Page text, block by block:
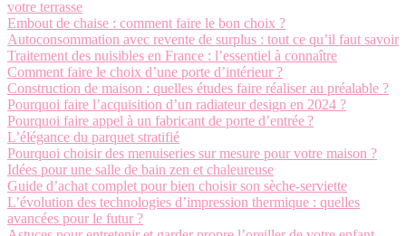
votre terrasse
Embout de chaise : comment faire le bon choix ?
Autoconsommation avec revente de surplus : tout ce qu’il faut savoir
Traitement des nuisibles en France : l’essentiel à connaître
Comment faire le choix d’une porte d’intérieur ?
Construction de maison : quelles études faire réaliser au préalable ?
Pourquoi faire l’acquisition d’un radiateur design en 2024 ?
Pourquoi faire appel à un fabricant de porte d’entrée ?
L’élégance du parquet stratifié
Pourquoi choisir des menuiseries sur mesure pour votre maison ?
Idées pour une salle de bain zen et chaleureuse
Guide d’achat complet pour bien choisir son sèche-serviette
L’évolution des technologies d’impression thermique : quelles
avancées pour le futur ?